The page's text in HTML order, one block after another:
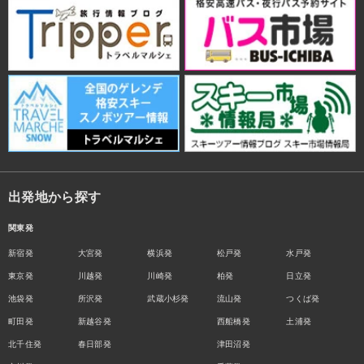
出発地から探す
関東発
新宿発
東京発
池袋発
町田発
北千住発
大宮発
川越発
所沢発
新越谷発
春日部発
横浜発
川崎発
武蔵小杉発
松戸発
柏発
流山発
西船橋発
津田沼発
水戸発
日立発
つくば発
土浦発